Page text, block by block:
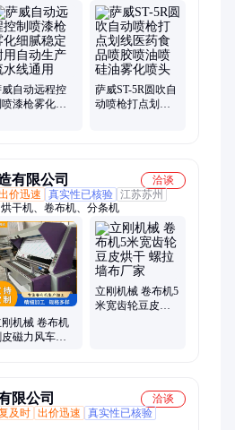
枪、不锈钢喷枪、家具底漆喷枪、食
威自动远程控
漆枪雾化细
萨威ST-5R圆吹自
动喷枪打点划线
有限公司
洽谈
价迅速 真实性已核验 江苏苏州
干机、卷布机、分条机
刚机械 卷布机
皮磁力风车花
立刚机械 卷布机5
米宽齿轮豆皮烘
限公司
洽谈
及时 出价迅速
真实性已核验